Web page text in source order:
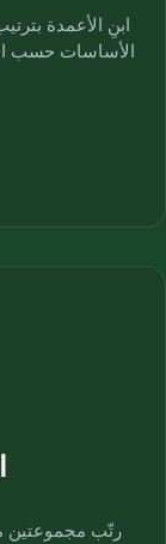
ابنِ الأعمدة
الأساسات حسب
رتّب مجموعتين